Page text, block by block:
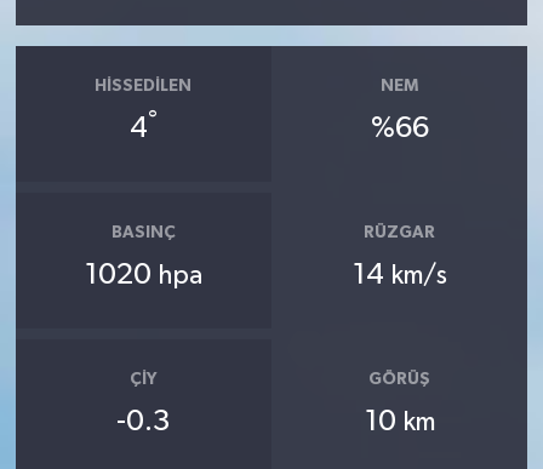
HISSEDILEN
4°
NEM
%66
BASINÇ
1020 hpa
RÜZGAR
14 km/s
ÇIY
-0.3
GÖRÜŞ
10 km